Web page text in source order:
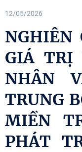
12/05/2026
NGHIÊN
GIÁ TRỊ
NHÂN
TRUNG
MIỀN
PHÁT